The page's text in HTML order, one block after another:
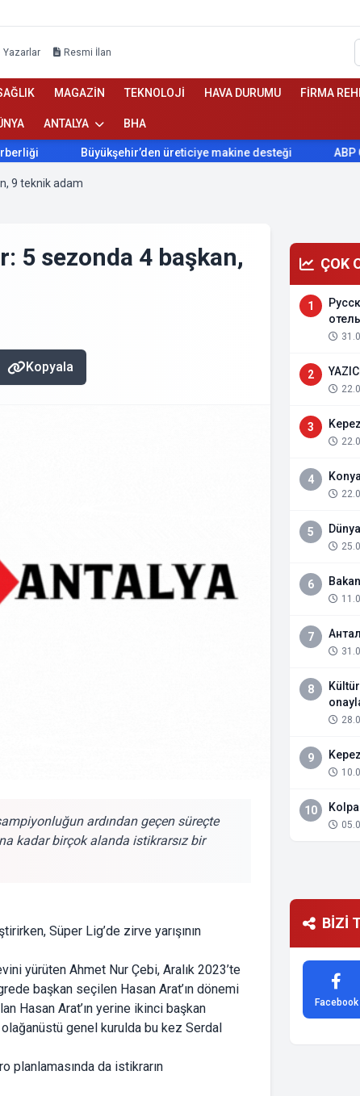
Yazarlar Resmi İlan
MAGAZİN TEKNOLOJİ HAVA DURUMU FİRMA
ANTALYA BHA
Büyükşehir’den üreticiye makine desteği ABP GENEL
9 teknik adam
5 sezonda 4 başkan,
Kopyala
ardından geçen süreçte
kadar birçok alanda istikrarsız bir
Süper Lig’de zirve yarışının
yürüten Ahmet Nur Çebi, Aralık 2023’te
başkan seçilen Hasan Arat’ın dönemi
Hasan Arat’ın yerine ikinci başkan
olağanüstü genel kurulda bu kez Serdal
planlamasında da istikrarın
ÇOK
1
отель
2
3
4
5
6
7
8
9
10
BİZİ
Facebook